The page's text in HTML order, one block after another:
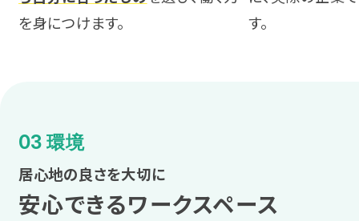
を身につけます。
す。
03 環境
居心地の良さを大切に
安心できるワークスペース